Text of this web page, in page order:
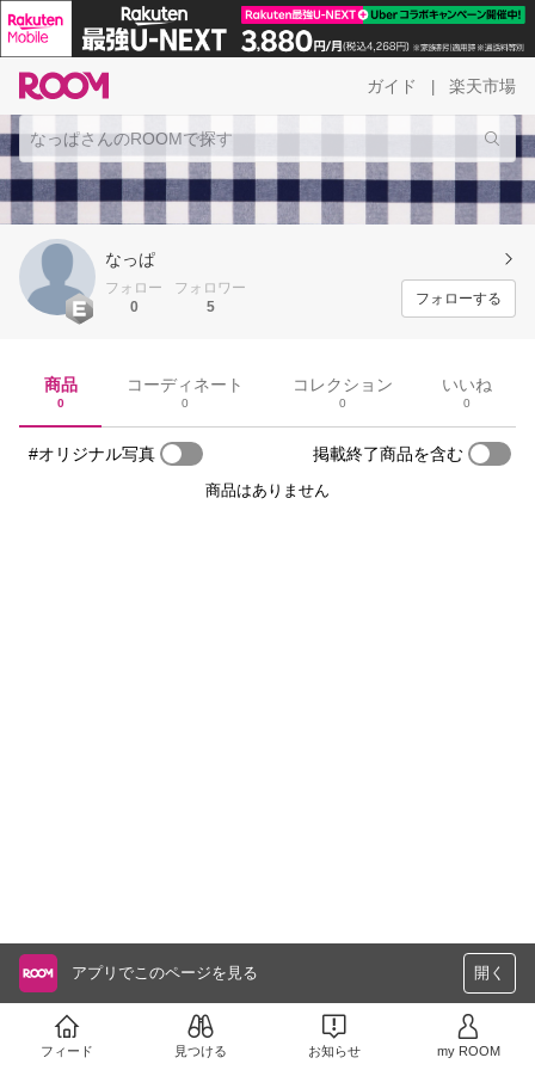
ガイド 楽天市場
なっぱ
フォロー
0
フォロワー
5
フォローする
商品
0
コーディネート
0
コレクション
0
いいね
0
#オリジナル写真 掲載終了商品を含む
商品はありません
アプリでこのページを見る 開く
フィード 見つける お知らせ my ROOM